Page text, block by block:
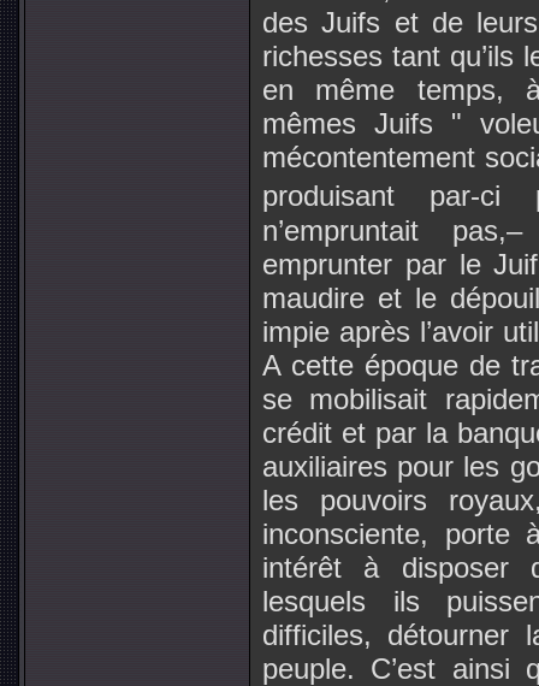
des Juifs et de
richesses tant qu’ils
en même temps,
mêmes Juifs "
mécontentement
produisant par-
n’empruntait
emprunter par le
maudire et le
impie après l’avoir
A cette époque de
se mobilisait
crédit et par la
auxiliaires pour les
les pouvoirs
inconsciente, porte
intérêt à disposer
lesquels ils
difficiles, détourner
peuple. C’est ainsi